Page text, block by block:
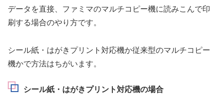
データを直接、ファミマのマルチコピー機に読みこんで印
刷する場合のやり方です。
シール紙・はがきプリント対応機か従来型のマルチコピー
機かで方法はちがいます。
シール紙・はがきプリント対応機の場合